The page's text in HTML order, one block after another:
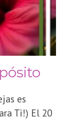
es
Ti!) El 20